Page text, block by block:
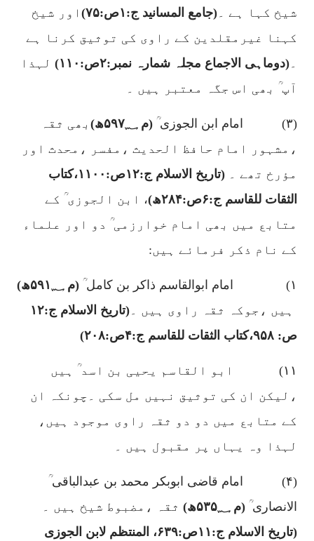
شیخ کہا ہے ۔(جامع المسانید ج: ۱ص:۷۵) اور شیخ
کہنا غیرمقلدین کے راوی کی توثیق کرنا ہے
۔(دوماہی الاجماع مجلہ شمارہ نمبر:۲ص: ۱۱۰)
لہذا
آپ ؒ بھی اس جگہ معتبر ہیں ۔
(۳) امام ابن الجوزی ؒ (م۵۹۷؁ھ) بھی ثقہ
،مشہور امام حافظ الحدیث ،مفسر ،محدث اور
مؤرخ تھے ۔ (تاریخ الاسلام ج:۱۲ص: ۱۱۰۰،کتاب
الثقات للقاسم ج:۶ص:۲۸۴ھ)، ابن الجوزی ؒ کے
متابع میں بھی امام خوارزمی ؒ دو اور علماء
کے نام ذکر فرمائے ہیں:
۱) امام ابوالقاسم ذاکر بن کامل ؒ (م۵۹۱؁ھ)
ہیں ،جوکہ ثقہ راوی ہیں ۔(تاریخ الاسلام ج:۱۲
ص: ۹۵۸،کتاب الثقات للقاسم ج:۴ص:۲۰۸)
۱۱)
ابو القاسم یحیی بن اسد ؒ ہیں
،لیکن ان کی توثیق نہیں مل سکی ۔چونکہ ان
کے متابع میں دو دو ثقہ راوی موجود ہیں،
لہذا وہ یہاں پر مقبول ہیں ۔
(۴)
امام قاضی ابوبکر محمد بن عبدالباقی ؒ
الانصاری ؒ (م۵۳۵؁ھ) ثقہ ،مضبوط شیخ ہیں ۔
(تاریخ الاسلام ج: ۱۱ص:۶۳۹، المنتظم لابن الجوزی